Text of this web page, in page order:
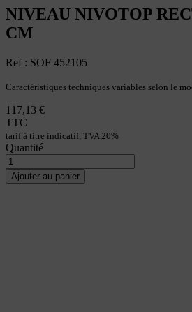
NIVEAU NIVOTOP
CM
Ref : SOF 452105
Caractéristiques techniques variables selon le
117,13 €
TTC
tarif à titre indicatif, TVA 20%
Quantité
Ajouter au panier